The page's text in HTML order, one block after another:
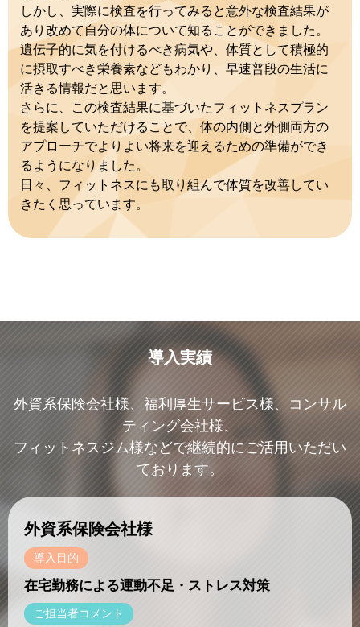
しかし、実際に検査を行ってみると意外な検査結果が
あり改めて自分の体について知ることができました。
遺伝子的に気を付けるべき病気や、体質として積極的
に摂取すべき栄養素などもわかり、早速普段の生活に
活きる情報だと思います。
さらに、この検査結果に基づいたフィットネスプラン
を提案していただけることで、体の内側と外側両方の
アプローチでよりよい将来を迎えるための準備ができ
るようになりました。
日々、フィットネスにも取り組んで体質を改善してい
きたく思っています。
導入実績
外資系保険会社様、福利厚生サービス様、コンサル
ティング会社様、
フィットネスジム様などで継続的にご活用いただい
ております。
外資系保険会社様
導入目的
在宅勤務による運動不足・ストレス対策
ご担当者コメント